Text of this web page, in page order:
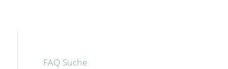
FAQ Suche